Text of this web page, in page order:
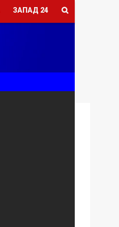
ЗАПАД 24